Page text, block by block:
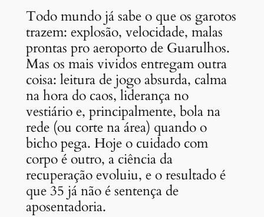
Todo mundo já sabe o que os garotos
trazem: explosão, velocidade, malas
prontas pro aeroporto de Guarulhos.
Mas os mais vividos entregam outra
coisa: leitura de jogo absurda, calma
na hora do caos, liderança no
vestiário e, principalmente, bola na
rede (ou corte na área) quando o
bicho pega. Hoje o cuidado com
corpo é outro, a ciência da
recuperação evoluiu, e o resultado é
que 35 já não é sentença de
aposentadoria.